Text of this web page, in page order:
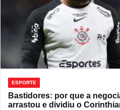
ESPORTE
Bastidores: por que a
arrastou e dividiu o